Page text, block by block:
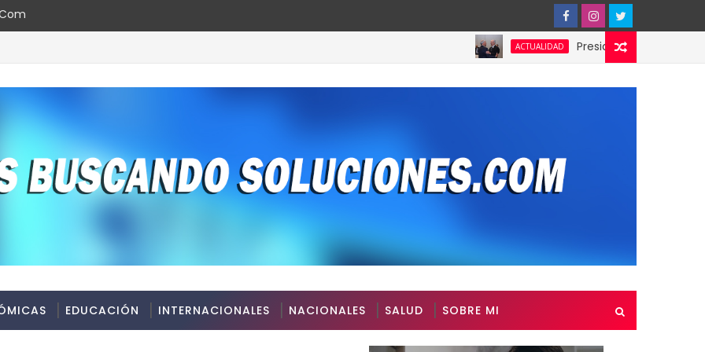
ACTUALIDAD Presidente de Honduras
EDUCACIÓN INTERNACIONALES NACIONALES SALUD SOBRE MI